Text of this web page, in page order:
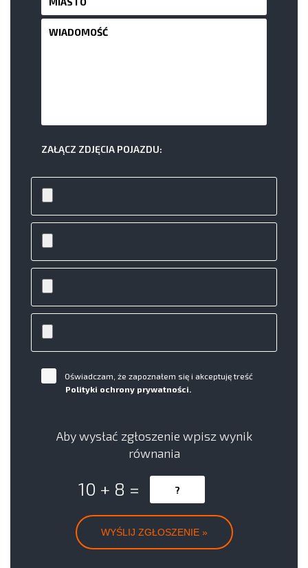
ZAŁĄCZ ZDJĘCIA POJAZDU:
Oświadczam, że zapoznałem się i akceptuję treść
Polityki ochrony prywatności.
Aby wysłać zgłoszenie wpisz wynik
równania
10 + 8 =